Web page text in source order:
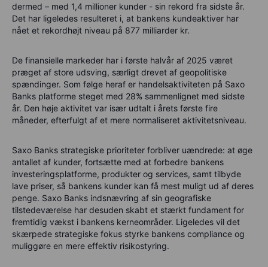
dermed – med 1,4 millioner kunder - sin rekord fra sidste år.
Det har ligeledes resulteret i, at bankens kundeaktiver har
nået et rekordhøjt niveau på 877 milliarder kr.
De finansielle markeder har i første halvår af 2025 været
præget af store udsving, særligt drevet af geopolitiske
spændinger. Som følge heraf er handelsaktiviteten på Saxo
Banks platforme steget med 28% sammenlignet med sidste
år. Den høje aktivitet var især udtalt i årets første fire
måneder, efterfulgt af et mere normaliseret aktivitetsniveau.
Saxo Banks strategiske prioriteter forbliver uændrede: at øge
antallet af kunder, fortsætte med at forbedre bankens
investeringsplatforme, produkter og services, samt tilbyde
lave priser, så bankens kunder kan få mest muligt ud af deres
penge. Saxo Banks indsnævring af sin geografiske
tilstedeværelse har desuden skabt et stærkt fundament for
fremtidig vækst i bankens kerneområder. Ligeledes vil det
skærpede strategiske fokus styrke bankens compliance og
muliggøre en mere effektiv risikostyring.